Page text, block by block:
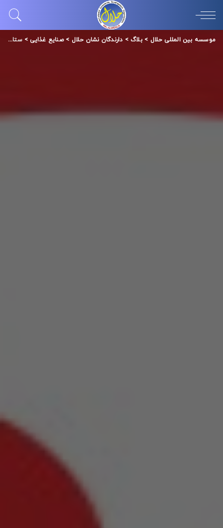
موسسه بین المللی حلال >بلاگ > دارندگان نشان حلال >صنایع غذایی >ستاره یخی آسیا ب آ